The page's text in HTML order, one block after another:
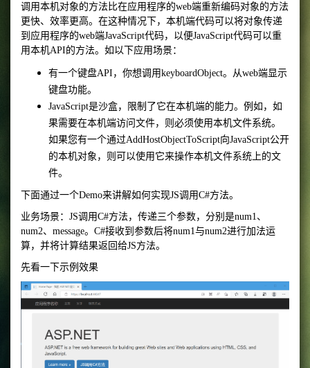
调用本机对象的方法比在应用程序的web端重新编码对象的方法
更快、效率更高。在这种情况下，本机端代码可以将对象传递
到应用程序的web端JavaScript代码，以便JavaScript代码可以重
用本机API的方法。如以下应用场景：
有一个键盘API，你想调用keyboardObject。从web端显示
键盘功能。
JavaScript是沙盒，限制了它在本机端的能力。例如，如
果需要在本机端访问文件，则必须使用本机文件系统。
如果您有一个通过AddHostObjectToScript向JavaScript公开
的本机对象，则可以使用它来操作本机文件系统上的文
件。
下面通过一个Demo来讲解如何实现JS调用C#方法。
业务场景：JS调用C#方法，传递三个参数，分别是num1、
num2、message。C#接收到参数后将num1与num2进行加法运
算，并将计算结果返回给JS方法。
先看一下示例效果